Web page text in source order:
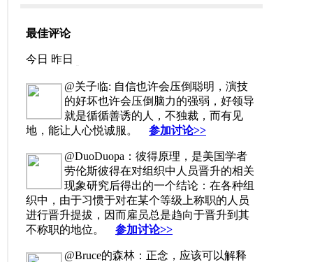
最佳评论
今日 昨日
@关子临: 自信也许会压倒聪明，演技
的好坏也许会压倒脑力的强弱，好领导
就是循循善诱的人，不独裁，而有见
地，能让人心悦诚服。 参加讨论>>
@DuoDuopa：彼得原理，是美国学者
劳伦斯彼得在对组织中人员晋升的相关
现象研究后得出的一个结论：在各种组
织中，由于习惯于对在某个等级上称职的人员
进行晋升提拔，因而雇员总是趋向于晋升到其
不称职的地位。 参加讨论>>
@Bruce的森林：正念，应该可以解释